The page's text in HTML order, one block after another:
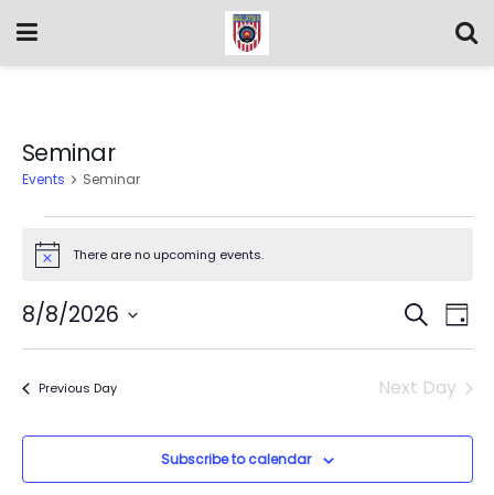
Seminar
Events Seminar
Notice There are no upcoming events.
and
Views
SearchDay
8/8/2026
Previous Day Next Day
Subscribe to calendar